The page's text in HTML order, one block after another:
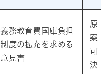
義務教育費国庫負担
制度の拡充を求める
意見書
原
案
可
決